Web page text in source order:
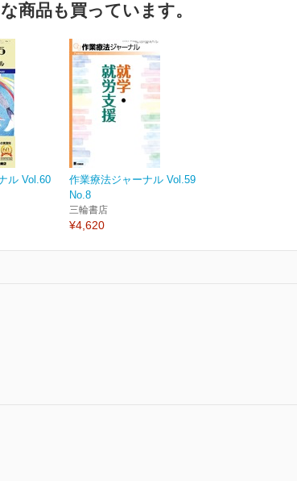
商品も買っています。
ル Vol.60
作業療法ジャーナル Vol.59
No.8
三輪書店
¥4,620